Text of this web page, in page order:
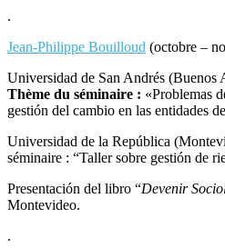
.
Jean-Philippe Bouilloud (octobre –
Universidad de San Andrés (Buenos
Thème du séminaire : «Problemas
gestión del cambio en las entidades
Universidad de la República
séminaire : “Taller sobre gestión de
Presentación del libro “Devenir
Montevideo.
.